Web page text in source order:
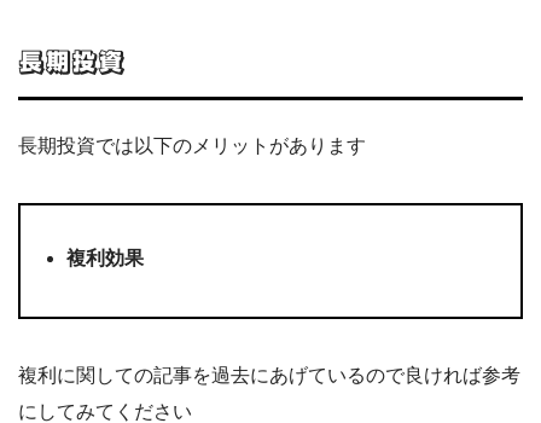
長期投資
長期投資では以下のメリットがあります
複利効果
複利に関しての記事を過去にあげているので良ければ参考
にしてみてください